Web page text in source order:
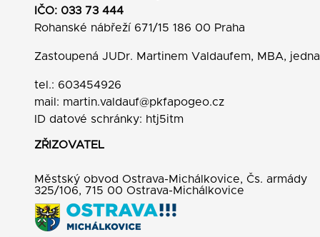
IČO: 033 73 444
Rohanské nábřeží 671/15 186 00 Praha
Zastoupená JUDr. Martinem Valdaufem, MBA,
tel.: 603454926
mail: martin.valdauf@pkfapogeo.cz
ID datové schránky: htj5itm
ZŘIZOVATEL
Městský obvod Ostrava-Michálkovice, Čs. armády
325/106, 715 00 Ostrava-Michálkovice